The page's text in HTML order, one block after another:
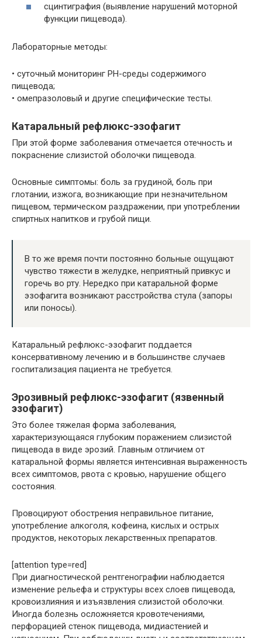
сцинтиграфия (выявление нарушений моторной
функции пищевода).
Лабораторные методы:
• суточный мониторинг PH-среды содержимого
пищевода;
• омепразоловый и другие специфические тесты.
Катаральный рефлюкс-эзофагит
При этой форме заболевания отмечается отечность и
покраснение слизистой оболочки пищевода.
Основные симптомы: боль за грудиной, боль при
глотании, изжога, возникающие при незначительном
пищевом, термическом раздражении, при употреблении
спиртных напитков и грубой пищи.
В то же время почти постоянно больные ощущают
чувство тяжести в желудке, неприятный привкус и
горечь во рту. Нередко при катаральной форме
эзофагита возникают расстройства стула (запоры
или поносы).
Катаральный рефлюкс-эзофагит поддается
консервативному лечению и в большинстве случаев
госпитализация пациента не требуется.
Эрозивный рефлюкс-эзофагит (язвенный
эзофагит)
Это более тяжелая форма заболевания,
характеризующаяся глубоким поражением слизистой
пищевода в виде эрозий. Главным отличием от
катаральной формы является интенсивная выраженность
всех симптомов, рвота с кровью, нарушение общего
состояния.
Провоцируют обострения неправильное питание,
употребление алкоголя, кофеина, кислых и острых
продуктов, некоторых лекарственных препаратов.
[attention type=red]
При диагностической рентгенографии наблюдается
изменение рельефа и структуры всех слоев пищевода,
кровоизлияния и изъязвления слизистой оболочки.
Иногда болезнь осложняется кровотечениями,
перфорацией стенок пищевода, мидиастенией и